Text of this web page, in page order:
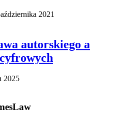
2021
autorskiego a
2025